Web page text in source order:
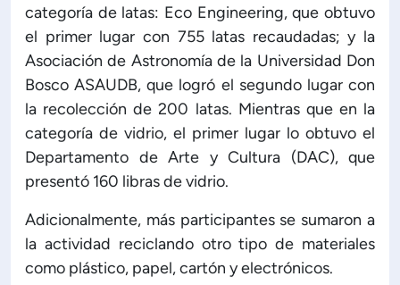
Políticas institucionales
Acreditaciones
Boletín de noticias
categoría de latas: Eco Engineering, que obtuvo
el primer lugar con 755 latas recaudadas; y la
Asociación de Astronomía de la Universidad Don
Bosco ASAUDB, que logró el segundo lugar con
la recolección de 200 latas. Mientras que en la
categoría de vidrio, el primer lugar lo obtuvo el
Departamento de Arte y Cultura (DAC), que
presentó 160 libras de vidrio.
Adicionalmente, más participantes se sumaron a
la actividad reciclando otro tipo de materiales
como plástico, papel, cartón y electrónicos.